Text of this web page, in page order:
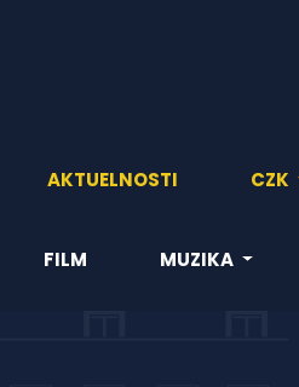
AKTUELNOSTI CZK
FILM MUZIKA